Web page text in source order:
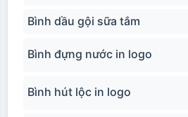
Bình dầu gội sữa tắm
Bình đựng nước in logo
Bình hút lộc in logo